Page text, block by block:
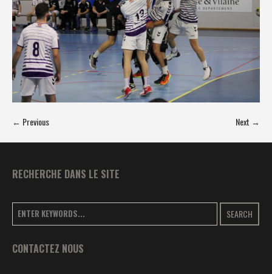
← Previous Next →
RECHERCHE DANS LE SITE
SEARCH
CONTACTEZ NOUS